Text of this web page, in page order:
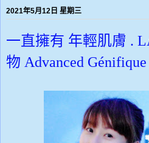
2021年5月12日 星期三
一直擁有 年輕肌膚 .
物 Advanced Génifique